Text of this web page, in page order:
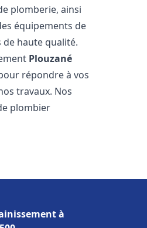
plomberie, ainsi
équipements de
haute qualité.
Plouzané
répondre à vos
travaux. Nos
plombier
à